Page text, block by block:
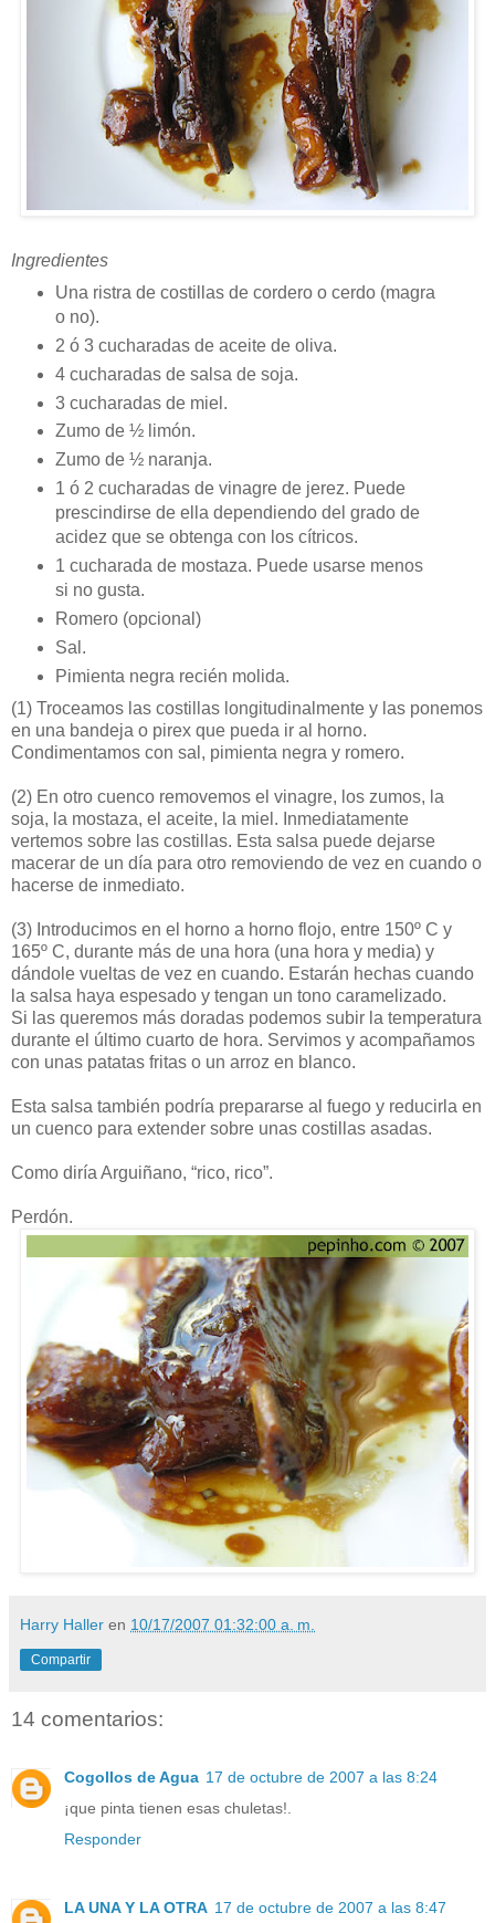
Ingredientes
Una ristra de costillas de cordero o cerdo (magra
o no).
2 ó 3 cucharadas de aceite de oliva.
4 cucharadas de salsa de soja.
3 cucharadas de miel.
Zumo de ½ limón.
Zumo de ½ naranja.
1 ó 2 cucharadas de vinagre de jerez. Puede
prescindirse de ella dependiendo del grado de
acidez que se obtenga con los cítricos.
1 cucharada de mostaza. Puede usarse menos
si no gusta.
Romero (opcional)
Sal.
Pimienta negra recién molida.
(1) Troceamos las costillas longitudinalmente y las ponemos
en una bandeja o pirex que pueda ir al horno.
Condimentamos con sal, pimienta negra y romero.
(2) En otro cuenco removemos el vinagre, los zumos, la
soja, la mostaza, el aceite, la miel. Inmediatamente
vertemos sobre las costillas. Esta salsa puede dejarse
macerar de un día para otro removiendo de vez en cuando o
hacerse de inmediato.
(3) Introducimos en el horno a horno flojo, entre 150º C y
165º C, durante más de una hora (una hora y media) y
dándole vueltas de vez en cuando. Estarán hechas cuando
la salsa haya espesado y tengan un tono caramelizado.
Si las queremos más doradas podemos subir la temperatura
durante el último cuarto de hora. Servimos y acompañamos
con unas patatas fritas o un arroz en blanco.
Esta salsa también podría prepararse al fuego y reducirla en
un cuenco para extender sobre unas costillas asadas.
Como diría Arguiñano, “rico, rico”.
Perdón.
Harry Haller en 10/17/2007 01:32:00 a. m.
Compartir
14 comentarios:
Cogollos de Agua 17 de octubre de 2007 a las 8:24
¡que pinta tienen esas chuletas!.
Responder
LA UNA Y LA OTRA 17 de octubre de 2007 a las 8:47